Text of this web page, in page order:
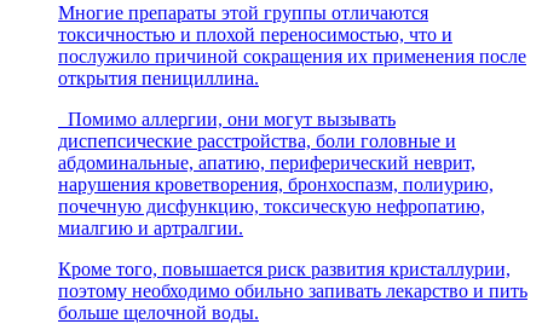
Многие препараты этой группы отличаются
токсичностью и плохой переносимостью, что и
послужило причиной сокращения их применения после
открытия пенициллина.
Помимо аллергии, они могут вызывать
диспепсические расстройства, боли головные и
абдоминальные, апатию, периферический неврит,
нарушения кроветворения, бронхоспазм, полиурию,
почечную дисфункцию, токсическую нефропатию,
миалгию и артралгии.
Кроме того, повышается риск развития кристаллурии,
поэтому необходимо обильно запивать лекарство и пить
больше щелочной воды.